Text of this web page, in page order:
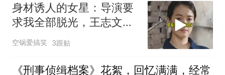
身材诱人的女星：导演要
求我全部脱光，王志文的
回答出人意料
空锅爱搞笑 3跟贴
《刑事侦缉档案》花絮，回忆满满，经常